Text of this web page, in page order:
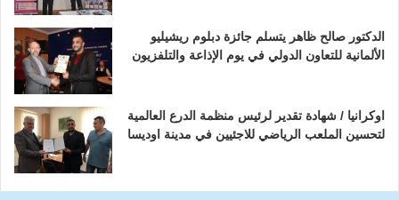
الدكتور صالح ظاهر يتسلم جائزة دبلوم ريشيليو
الألمانية للتعاون الدولي في يوم الإذاعة والتلفزيون
اوكرانيا / شهادة تقدير لرئيس منظمة الدرع العالمية
لتحسين الملعب الرياضي للاجئيين في مدينة اوديسا